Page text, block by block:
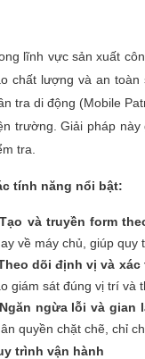
lĩnh vực sản xuất
chất lượng và an
tra di động (Mobile
trường. Giải pháp
tra.
tính năng nổi bật:
Tạo và truyền form
về máy chủ, giúp quy
dõi định vị và xác
giám sát đúng vị trí và
Ngăn ngừa lỗi và gian
quyền chặt chẽ, chỉ
trình vận hành